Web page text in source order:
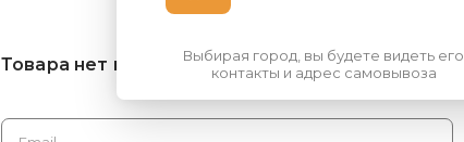
Товара нет на складе, узнать о поступлении:
Выбирая город, вы будете видеть его
контакты и адрес самовывоза